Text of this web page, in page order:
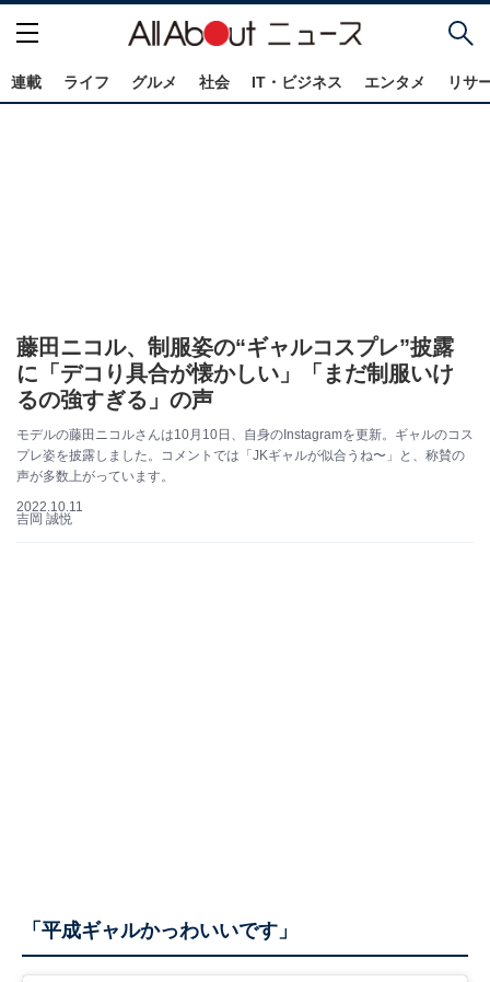
連載 ライフ グルメ 社会 IT・ビジネス エンタメ リサ
藤田ニコル、制服姿の“ギャルコスプレ”披露
に「デコり具合が懐かしい」「まだ制服いけ
るの強すぎる」の声
モデルの藤田ニコルさんは10月10日、自身のInstagramを更新。ギャルのコス
プレ姿を披露しました。コメントでは「JKギャルが似合うね〜」と、称賛の
声が多数上がっています。
2022.10.11
吉岡 誠悦
「平成ギャルかっわいいです」